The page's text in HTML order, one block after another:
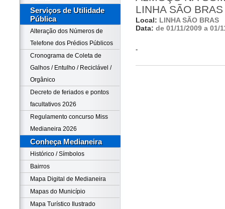
Serviços de Utilidade
Pública
Alteração dos Números de
Telefone dos Prédios Públicos
Cronograma de Coleta de
Galhos / Entulho / Reciclável /
Orgânico
Decreto de feriados e pontos
facultativos 2026
Regulamento concurso Miss
Medianeira 2026
Conheça Medianeira
Histórico / Símbolos
Bairros
Mapa Digital de Medianeira
Mapas do Município
Mapa Turístico Ilustrado
LINHA SÃO BRAS
Local: LINHA SÃO BRAS
Data: de 01/11/2009 a 01/
-